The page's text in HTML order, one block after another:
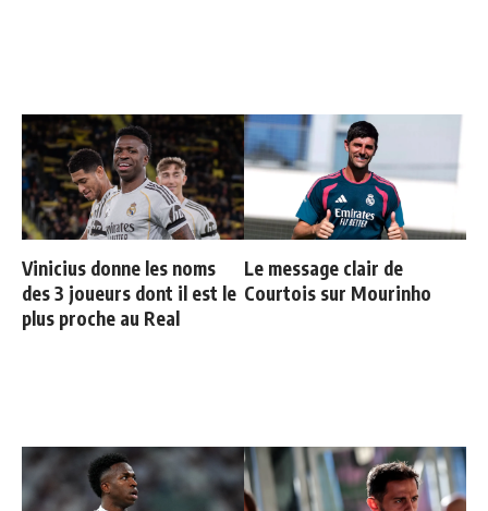
Vinicius donne les noms
des 3 joueurs dont il est le
plus proche au Real
Le message clair de
Courtois sur Mourinho